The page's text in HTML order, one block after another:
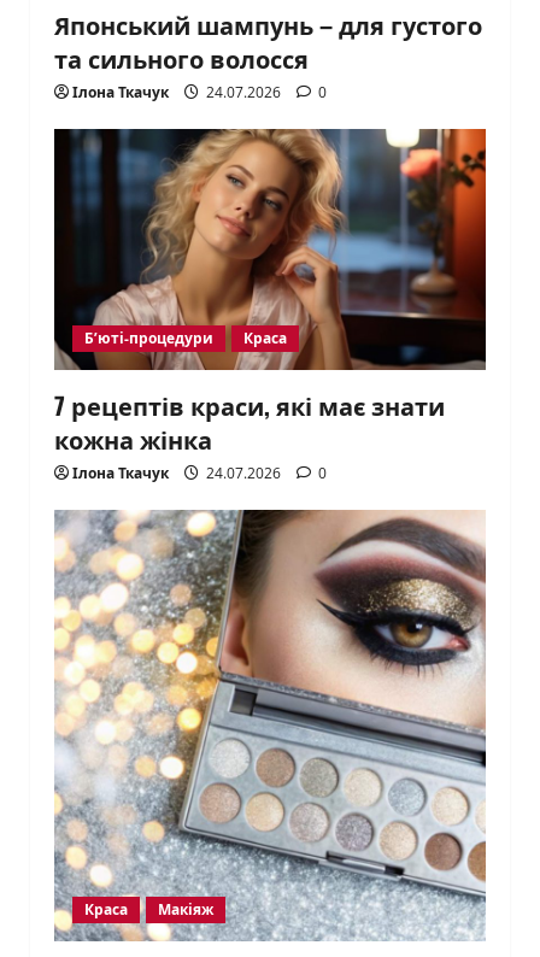
Японський шампунь – для густого
та сильного волосся
Ілона Ткачук 24.07.2026 0
Б’юті-процедури Краса
7 рецептів краси, які має знати
кожна жінка
Ілона Ткачук 24.07.2026 0
Краса Макіяж